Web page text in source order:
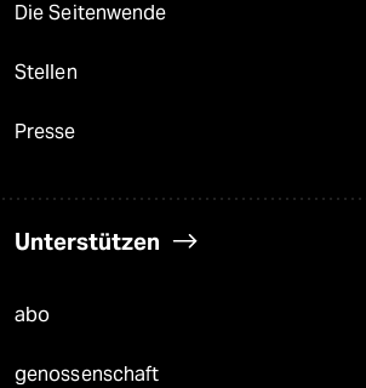
Die Seitenwende
Stellen
Presse
Unterstützen
abo
genossenschaft